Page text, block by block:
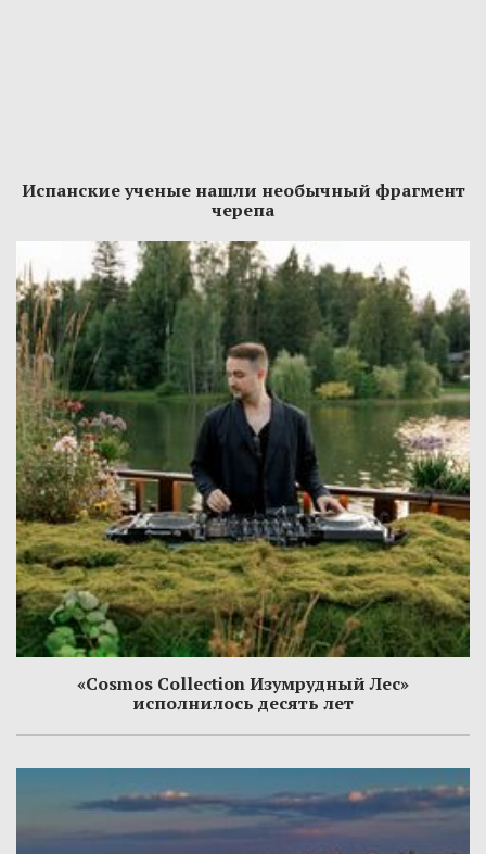
Испанские ученые нашли необычный фрагмент
черепа
«Cosmos Collection Изумрудный Лес»
исполнилось десять лет